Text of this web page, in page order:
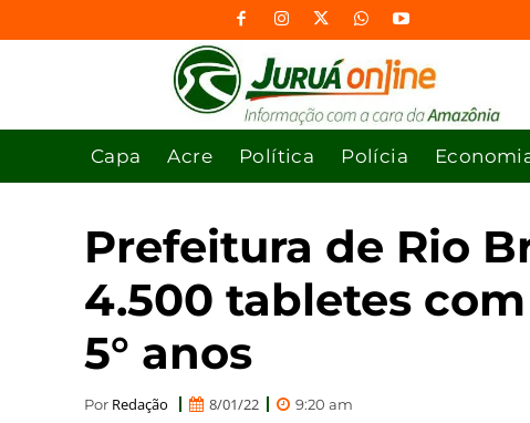
Capa Acre Política Polícia
Prefeitura de Rio
4.500 tabletes
5° anos
Por Redação 8/01/22 9:20 am